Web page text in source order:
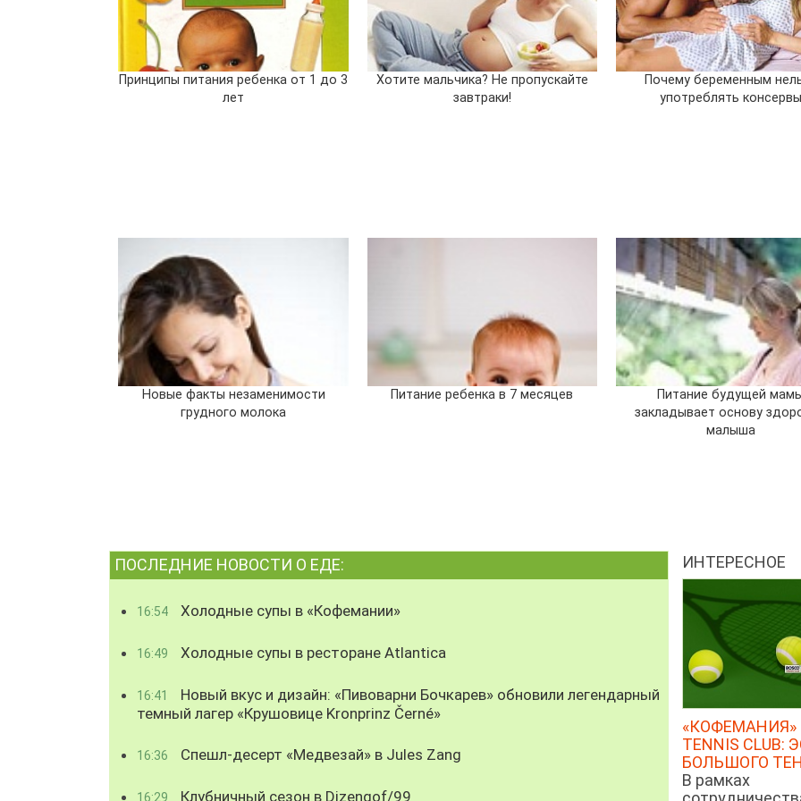
Принципы питания ребенка от 1 до 3
лет
Хотите мальчика? Не пропускайте
завтраки!
Почему беременным
употреблять консервы
Новые факты незаменимости
грудного молока
Питание ребенка в 7 месяцев
Питание будущей
закладывает основу
малыша
ПОСЛЕДНИЕ НОВОСТИ О ЕДЕ:
16:54 Холодные супы в «Кофемании»
16:49 Холодные супы в ресторане Atlantica
16:41
Новый вкус и дизайн: «Пивоварни Бочкарев» обновили легендарный
темный лагер «Крушовице Kronprinz Černé»
16:36 Спешл-десерт «Медвезай» в Jules Zang
16:29 Клубничный сезон в Dizengof/99
ИНТЕРЕСНОЕ
«КОФЕМАНИЯ»
TENNIS CLUB:
БОЛЬШОГО
В рамках